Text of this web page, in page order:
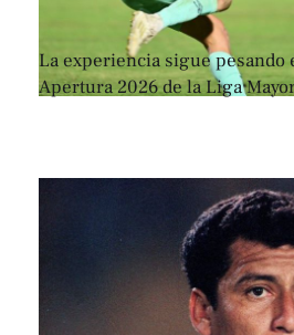
La experiencia sigue pesando
Apertura 2026 de la Liga